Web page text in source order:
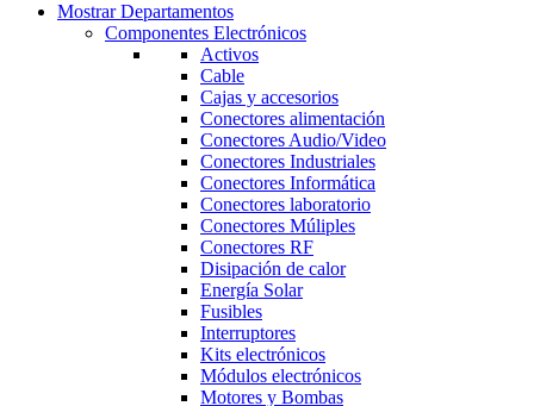
Mostrar Departamentos
Componentes Electrónicos
Activos
Cable
Cajas y accesorios
Conectores alimentación
Conectores Audio/Video
Conectores Industriales
Conectores Informática
Conectores laboratorio
Conectores Múliples
Conectores RF
Disipación de calor
Energía Solar
Fusibles
Interruptores
Kits electrónicos
Módulos electrónicos
Motores y Bombas